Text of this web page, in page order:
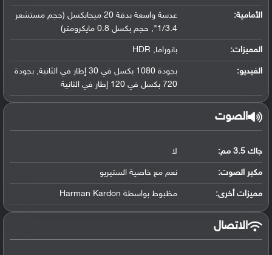
الأمامية:
عدسة واسعة بدقة 20 ميجابكسل (حجم مستشعر
1/3.4", حجم بكسل 0.8 مايكرومتر)
المميزات: بانوراما, HDR
الفيديو:
بجودة 1080 بكسل في 30 إطار في الثانية, بجودة
720 بكسل في 120 إطار في الثانية
الصوت
جاك 3.5 مم: لا
مكبر الصوت: نعم مع خاصية الستيريو
مميزات أخرى: مظبوط بواسطة Harman Kardon
الاتصال